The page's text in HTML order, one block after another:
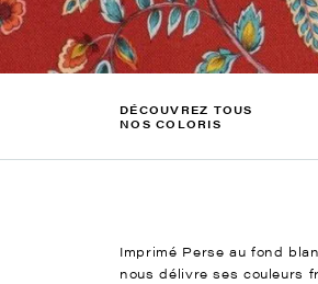
DÉCOUVREZ TOUS
NOS COLORIS
Imprimé Perse au fond
nous délivre ses couleurs